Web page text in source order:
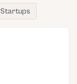
Startups